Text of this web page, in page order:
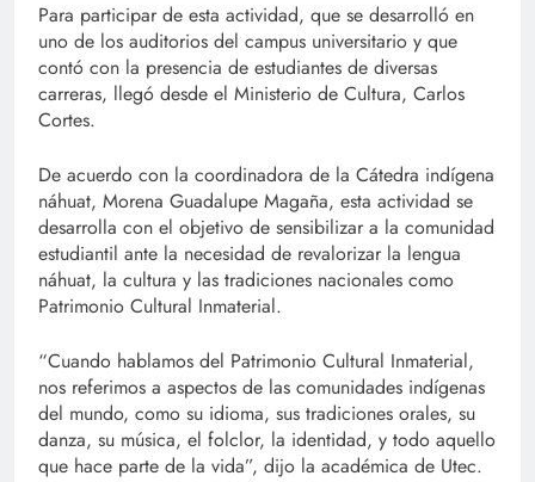
Para participar de esta actividad, que se desarrolló en
uno de los auditorios del campus universitario y que
contó con la presencia de estudiantes de diversas
carreras, llegó desde el Ministerio de Cultura, Carlos
Cortes.
De acuerdo con la coordinadora de la Cátedra indígena
náhuat, Morena Guadalupe Magaña, esta actividad se
desarrolla con el objetivo de sensibilizar a la comunidad
estudiantil ante la necesidad de revalorizar la lengua
náhuat, la cultura y las tradiciones nacionales como
Patrimonio Cultural Inmaterial.
“Cuando hablamos del Patrimonio Cultural Inmaterial,
nos referimos a aspectos de las comunidades indígenas
del mundo, como su idioma, sus tradiciones orales, su
danza, su música, el folclor, la identidad, y todo aquello
que hace parte de la vida”, dijo la académica de Utec.